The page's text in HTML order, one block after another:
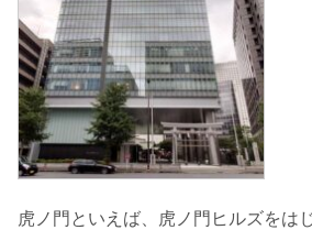
虎ノ門といえば、虎ノ門ヒルズをは